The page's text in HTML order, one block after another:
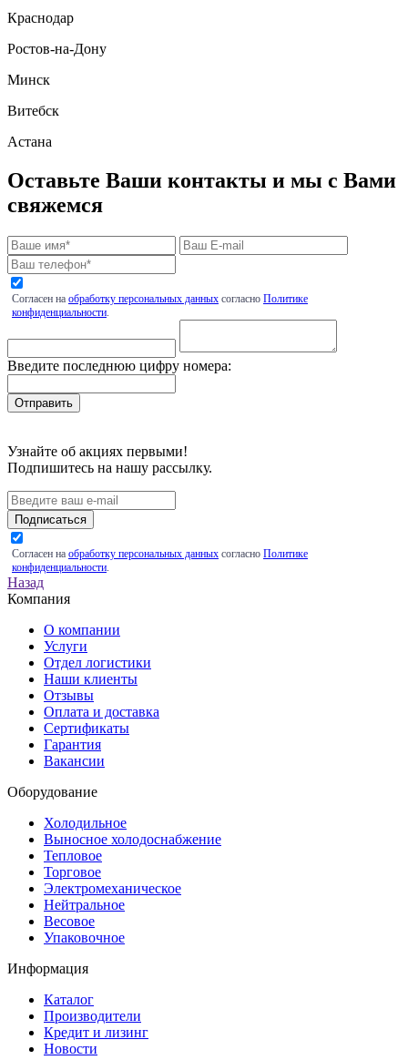
Краснодар
Ростов-на-Дону
Минск
Витебск
Астана
Оставьте Ваши контакты и мы с Вами
свяжемся
Согласен на обработку персональных данных согласно Политике
конфиденциальности.
Введите последнюю цифру номера:
Узнайте об акциях первыми!
Подпишитесь на нашу рассылку.
Подписаться
Согласен на обработку персональных данных согласно Политике
конфиденциальности.
Назад
Компания
О компании
Услуги
Отдел логистики
Наши клиенты
Отзывы
Оплата и доставка
Сертификаты
Гарантия
Вакансии
Оборудование
Холодильное
Выносное холодоснабжение
Тепловое
Торговое
Электромеханическое
Нейтральное
Весовое
Упаковочное
Информация
Каталог
Производители
Кредит и лизинг
Новости